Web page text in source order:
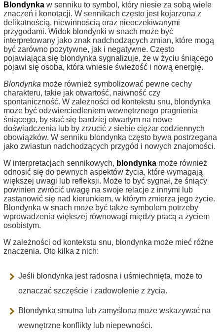
Blondynka w senniku to symbol, który niesie za sobą wiele
znaczeń i konotacji. W sennikach często jest kojarzona z
delikatnością, niewinnością oraz nieoczekiwanymi
przygodami. Widok blondynki w snach może być
interpretowany jako znak nadchodzących zmian, które mogą
być zarówno pozytywne, jak i negatywne. Często
pojawiająca się blondynka sygnalizuje, że w życiu śniącego
pojawi się osoba, która wniesie świeżość i nową energię.
Blondynka może również symbolizować pewne cechy
charakteru, takie jak otwartość, naiwność czy
spontaniczność. W zależności od kontekstu snu, blondynka
może być odzwierciedleniem wewnętrznego pragnienia
śniącego, by stać się bardziej otwartym na nowe
doświadczenia lub by zrzucić z siebie ciężar codziennych
obowiązków. W senniku blondynka często bywa postrzegana
jako zwiastun nadchodzących przygód i nowych znajomości.
W interpretacjach sennikowych, blondynka może również
odnosić się do pewnych aspektów życia, które wymagają
większej uwagi lub refleksji. Może to być sygnał, że śniący
powinien zwrócić uwagę na swoje relacje z innymi lub
zastanowić się nad kierunkiem, w którym zmierza jego życie.
Blondynka w snach może być także symbolem potrzeby
wprowadzenia większej równowagi między pracą a życiem
osobistym.
W zależności od kontekstu snu, blondynka może mieć różne
znaczenia. Oto kilka z nich:
Jeśli blondynka jest radosna i uśmiechnięta, może to
oznaczać szczęście i zadowolenie z życia.
Blondynka smutna lub zamyślona może wskazywać na
wewnętrzne konflikty lub niepewności.